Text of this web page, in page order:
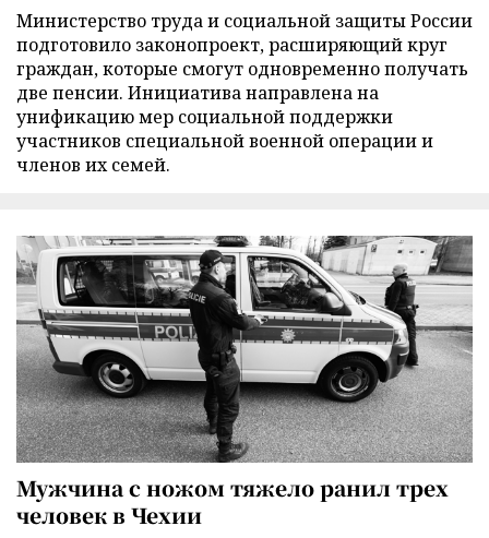
Министерство труда и социальной защиты России
подготовило законопроект, расширяющий круг
граждан, которые смогут одновременно получать
две пенсии. Инициатива направлена на
унификацию мер социальной поддержки
участников специальной военной операции и
членов их семей.
Мужчина с ножом тяжело ранил трех
человек в Чехии